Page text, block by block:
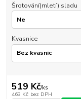
Šrotování(mletí) sladu
Kvasnice
519 Kč/ks
463 Kč bez DPH